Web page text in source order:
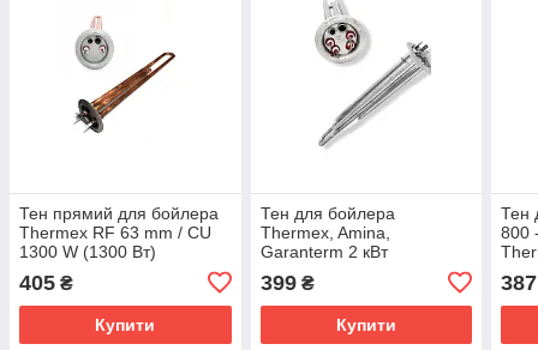
Тен прямий для бойлера
Thermex RF 63 mm / CU
1300 W (1300 Вт)
405 ₴
Купити
Тен для бойлера
Thermex, Amina,
Garanterm 2 кВт
399₴
Купити
Тен
800
387